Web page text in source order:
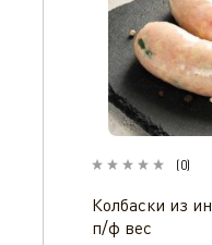
(0)
Колбаски из
п/ф вес